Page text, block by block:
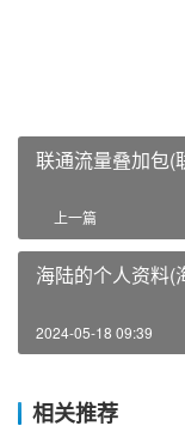
联通流量叠加包(
上一篇
海陆的个人资料(
2024-05-18 09:39
相关推荐